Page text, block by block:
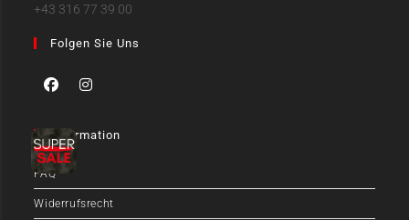
+43 316 77 39 00
Folgen Sie Uns
Information
FAQ
Widerrufsrecht